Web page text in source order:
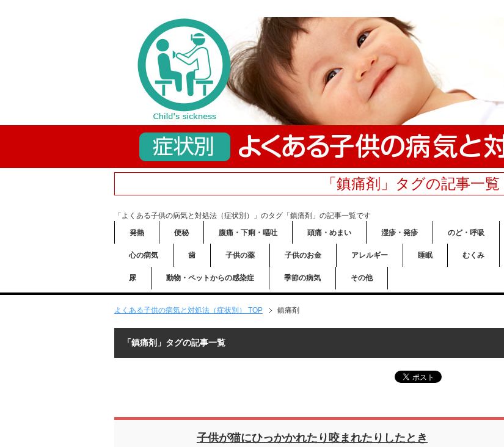
「鎮痛剤」タグの記事一覧
「よくある子供の病気と対処法（症状別）」のタグ「鎮痛剤」の記事一覧です
発熱
便秘 腹痛・下痢・嘔吐 頭痛・めまい 湿疹・発疹 のど・呼吸
心の病気 歯 子供の薬 子供のお金 アレルギー 睡眠 むくみ
尿 動物・ペットからの感染症 季節の病気 その他
よくある子供の病気と対処法（症状別） TOP 鎮痛剤
「鎮痛剤」タグの記事一覧
子供が猫にひっかかれたり咬まれたりしたとき